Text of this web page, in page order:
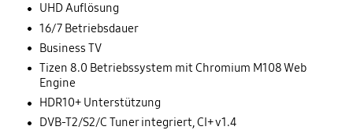
UHD Auflösung
16/7 Betriebsdauer
Business TV
Tizen 8.0 Betriebssystem mit Chromium M108 Web
Engine
HDR10+ Unterstützung
DVB‑T2/S2/C Tuner integriert, CI+ v1.4